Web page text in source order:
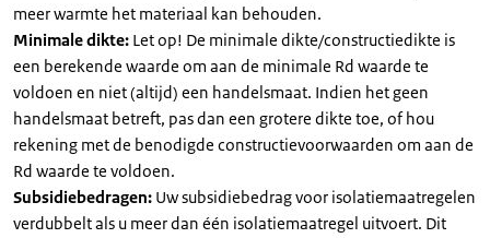
meer warmte het materiaal kan behouden.
Minimale dikte: Let op! De minimale dikte/constructiedikte is
een berekende waarde om aan de minimale Rd waarde te
voldoen en niet (altijd) een handelsmaat. Indien het geen
handelsmaat betreft, pas dan een grotere dikte toe, of hou
rekening met de benodigde constructievoorwaarden om aan de
Rd waarde te voldoen.
Subsidiebedragen: Uw subsidiebedrag voor isolatiemaatregelen
verdubbelt als u meer dan één isolatiemaatregel uitvoert. Dit